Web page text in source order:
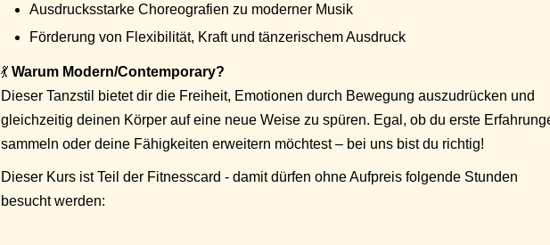
Ausdrucksstarke Choreografien zu moderner Musik
Förderung von Flexibilität, Kraft und tänzerischem Ausdruck
💃 Warum Modern/Contemporary?
Dieser Tanzstil bietet dir die Freiheit, Emotionen durch Bewegung auszudrücken und
gleichzeitig deinen Körper auf eine neue Weise zu spüren. Egal, ob du erste
sammeln oder deine Fähigkeiten erweitern möchtest – bei uns bist du richtig!
Dieser Kurs ist Teil der Fitnesscard - damit dürfen ohne Aufpreis folgende Stunden
besucht werden: